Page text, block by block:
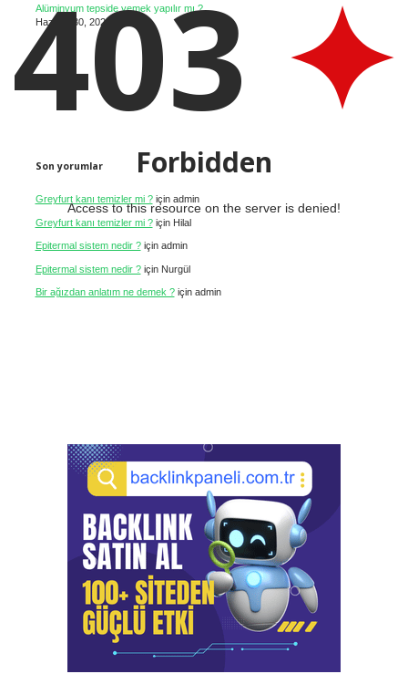
Alüminyum tepside yemek yapılır mı ?
Haziran 30, 2026
Son yorumlar
Greyfurt kanı temizler mi ?için admin
Greyfurt kanı temizler mi ?için Hilal
Epitermal sistem nedir ?için admin
Epitermal sistem nedir ?için Nurgül
Bir ağızdan anlatım ne demek ?için admin
403
Forbidden
Access to this resource on the server is denied!